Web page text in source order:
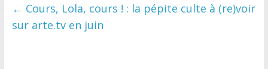
← Cours, Lola, cours ! : la pépite culte à (re)voir
sur arte.tv en juin